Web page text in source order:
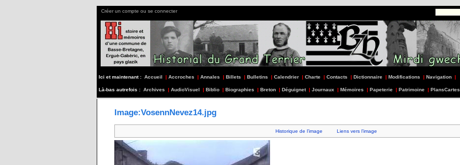
Créer un compte ou se connecter
Ici et maintenant : Accueil | Accroches | Annales | Billets | Bulletins | Calendrier | Charte | Contacts | Dictionnaire | Modifications | Navigation |
Là-bas autrefois : Archives | AudioVisuel | Biblio | Biographies | Breton | Déguignet | Journaux | Mémoires | Papeterie | Patrimoine | PlansCartes
Image:VosennNevez14.jpg
Historique de l’image Liens vers l’image